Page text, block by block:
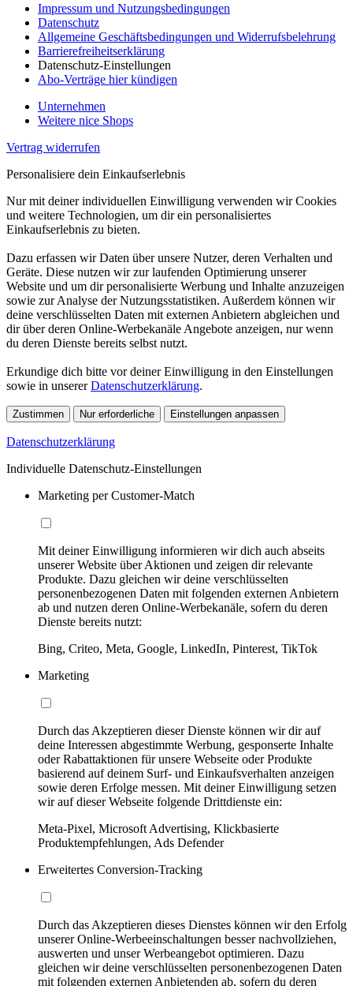
Impressum und Nutzungsbedingungen
Datenschutz
Allgemeine Geschäftsbedingungen und Widerrufsbelehrung
Barrierefreiheitserklärung
Datenschutz-Einstellungen
Abo-Verträge hier kündigen
Unternehmen
Weitere nice Shops
Vertrag widerrufen
Personalisiere dein Einkaufserlebnis
Nur mit deiner individuellen Einwilligung verwenden wir Cookies
und weitere Technologien, um dir ein personalisiertes
Einkaufserlebnis zu bieten.
Dazu erfassen wir Daten über unsere Nutzer, deren Verhalten und
Geräte. Diese nutzen wir zur laufenden Optimierung unserer
Website und um dir personalisierte Werbung und Inhalte anzuzeigen
sowie zur Analyse der Nutzungsstatistiken. Außerdem können wir
deine verschlüsselten Daten mit externen Anbietern abgleichen und
dir über deren Online-Werbekanäle Angebote anzeigen, nur wenn
du deren Dienste bereits selbst nutzt.
Erkundige dich bitte vor deiner Einwilligung in den Einstellungen
sowie in unsererDatenschutzerklärung.
Zustimmen Nur erforderliche Einstellungen anpassen
Datenschutzerklärung
Individuelle Datenschutz-Einstellungen
Marketing per Customer-Match
Mit deiner Einwilligung informieren wir dich auch abseits
unserer Website über Aktionen und zeigen dir relevante
Produkte. Dazu gleichen wir deine verschlüsselten
personenbezogenen Daten mit folgenden externen Anbietern
ab und nutzen deren Online-Werbekanäle, sofern du deren
Dienste bereits nutzt:
Bing, Criteo, Meta, Google, LinkedIn, Pinterest, TikTok
Marketing
Durch das Akzeptieren dieser Dienste können wir dir auf
deine Interessen abgestimmte Werbung, gesponserte Inhalte
oder Rabattaktionen für unsere Webseite oder Produkte
basierend auf deinem Surf- und Einkaufsverhalten anzeigen
sowie deren Erfolge messen. Mit deiner Einwilligung setzen
wir auf dieser Webseite folgende Drittdienste ein:
Meta-Pixel, Microsoft Advertising, Klickbasierte
Produktempfehlungen, Ads Defender
Erweitertes Conversion-Tracking
Durch das Akzeptieren dieses Dienstes können wir den Erfolg
unserer Online-Werbeeinschaltungen besser nachvollziehen,
auswerten und unser Werbeangebot optimieren. Dazu
gleichen wir deine verschlüsselten personenbezogenen Daten
mit folgenden externen Anbietenden ab, sofern du deren